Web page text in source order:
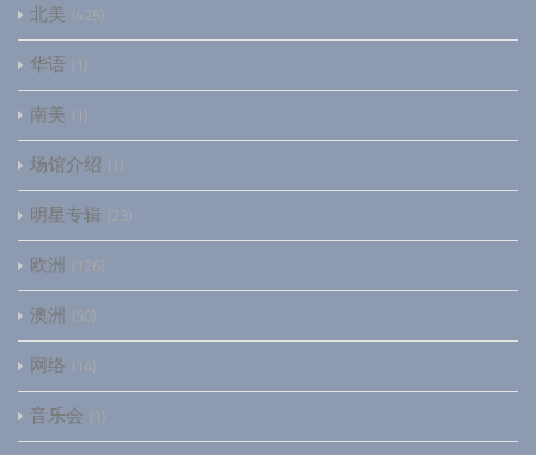
北美 425
华语 1
南美 1
场馆介绍 1
明星专辑 23
欧洲 126
澳洲 50
网络 14
音乐会 1